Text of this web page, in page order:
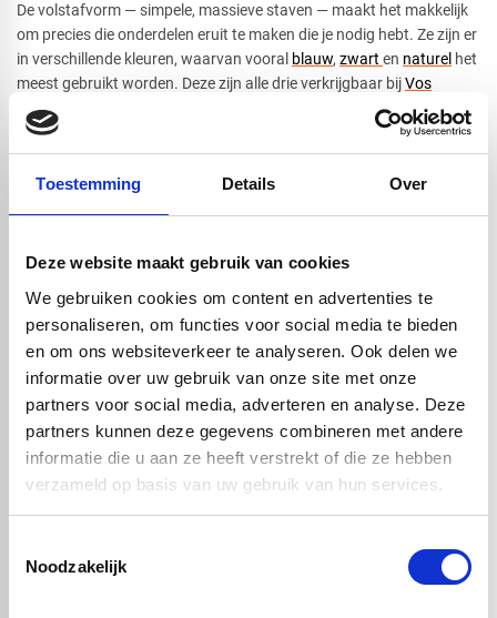
Toestemming Details Over
Deze website maakt gebruik van cookies
We gebruiken cookies om content en advertenties te
personaliseren, om functies voor social media te bieden
en om ons websiteverkeer te analyseren. Ook delen we
informatie over uw gebruik van onze site met onze
partners voor social media, adverteren en analyse. Deze
partners kunnen deze gegevens combineren met andere
informatie die u aan ze heeft verstrekt of die ze hebben
verzameld op basis van uw gebruik van hun services.
Noodzakelijk
De volstafvorm — simpele, massieve staven — maakt het makkelijk
om precies die onderdelen eruit te maken die je nodig hebt. Ze zijn er
in verschillende kleuren, waarvan vooral blauw, zwart en naturel het
meest gebruikt worden. Deze zijn alle drie verkrijgbaar bijVos
Kunststoffen
. De zwarte versie is extra handig als iets buiten of in
fel licht gebruikt gaat worden, omdat deze beter tegen UV kan.
Verder zijn de POM massieve staven in verschillende diameters
beschikbaar en in twee lengtes: 1000mm en 3000mm, voor ieder
temperaturen. Echter binnen zijn normale werkgebied, is het een
Handig om er bij te kopen